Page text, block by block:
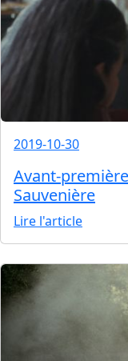
2019-10-30
Avant-
Sauvenière
Lire l'article